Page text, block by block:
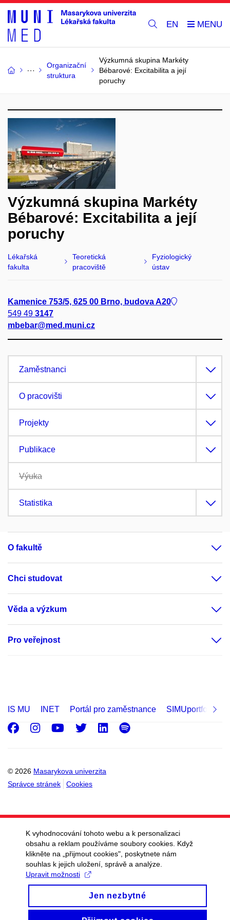
EN
Organizační
struktura
Výzkumná skupina Markéty
Bébarové: Excitabilita a její
poruchy
Výzkumná skupina Markéty
Bébarové: Excitabilita a její
poruchy
Lékařská
fakulta
Teoretická
pracoviště
Fyziologický
ústav
Kamenice 753/5, 625 00 Brno, budova A20
549 49 3147
mbebar@med.muni.cz
Zaměstnanci
O pracovišti
Projekty
Publikace
Výuka
Statistika
O fakultě
Chci studovat
Věda a výzkum
Pro veřejnost
IS MU INET Portál pro zaměstnance SIMUportfolio
© 2026 Masarykova univerzita
Správce stránek
Cookies
Facebook
Instagram
Youtube
Twitter
LinkedIn
Spotify
K vyhodnocování tohoto webu a k personalizaci
obsahu a reklam používáme soubory cookies. Když
klikněte na „přijmout cookies", poskytnete nám
souhlas k jejich uložení, správě a analýze.
Upravit možnosti
Jen nezbytné